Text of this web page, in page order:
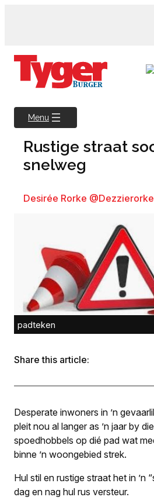
Menu
Rustige straat
snelweg
Desirée Rorke @Dezzierorke
padteken
Share this article:
Desperate inwoners in ’n
pleit nou al langer as ’n jaar by
spoedhobbels op dié pad wat
binne ’n woongebied strek.
Hul stil en rustige straat het in ’n
dag en nag hul rus versteur.